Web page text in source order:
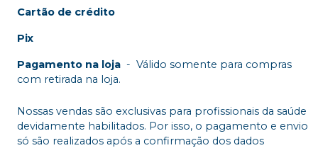
Cartão de crédito
Pix
Pagamento na loja - Válido somente para compras
com retirada na loja.
Nossas vendas são exclusivas para profissionais da saúde
devidamente habilitados. Por isso, o pagamento e envio
só são realizados após a confirmação dos dados